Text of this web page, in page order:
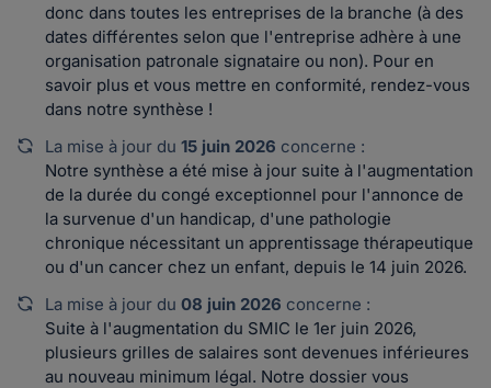
donc dans toutes les entreprises de la branche (à des
dates différentes selon que l'entreprise adhère à une
organisation patronale signataire ou non). Pour en
savoir plus et vous mettre en conformité, rendez-vous
dans notre synthèse !
La mise à jour du 15 juin 2026 concerne :
Notre synthèse a été mise à jour suite à l'augmentation
de la durée du congé exceptionnel pour l'annonce de
la survenue d'un handicap, d'une pathologie
chronique nécessitant un apprentissage thérapeutique
ou d'un cancer chez un enfant, depuis le 14 juin 2026.
La mise à jour du 08 juin 2026 concerne :
Suite à l'augmentation du SMIC le 1er juin 2026,
plusieurs grilles de salaires sont devenues inférieures
au nouveau minimum légal. Notre dossier vous